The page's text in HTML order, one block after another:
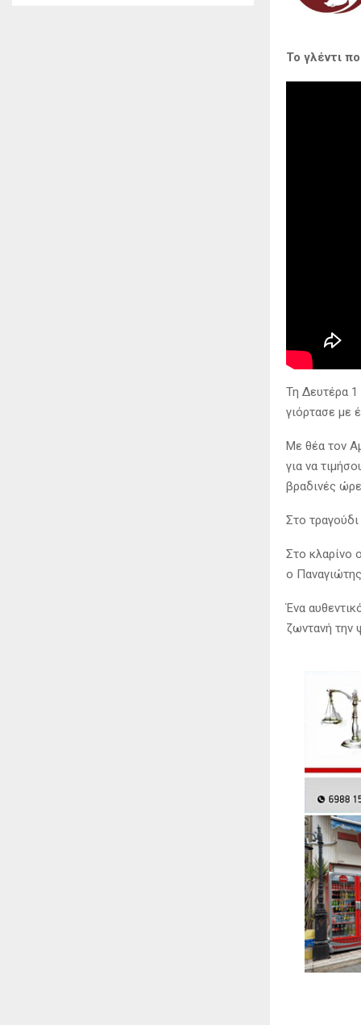
Το γλέντι
Τη Δευτέρα 1
γιόρτασε με
Με θέα τον
για να
βραδινές
Στο
Στο κλαρίνο
ο
Ένα
ζωντανή την